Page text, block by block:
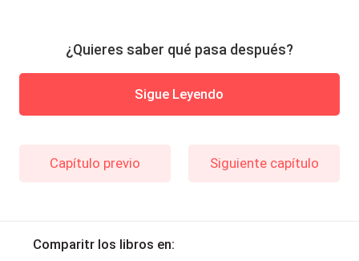
¿Quieres saber qué pasa después?
Sigue Leyendo
Capítulo previo Siguiente capítulo
Comparitr los libros en: